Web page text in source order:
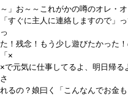
～」お～～これがかの噂のオレ・
「すぐに主人に連絡しますので」
っ
た！残念！もう少し遊びたかった
「×
×で元気に仕事してるよ、明日帰
さ
れるの？娘曰く「こんなんでお金